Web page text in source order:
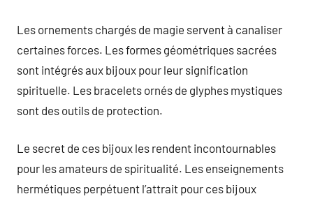
Les ornements chargés de magie servent à canaliser
certaines forces. Les formes géométriques sacrées
sont intégrés aux bijoux pour leur signification
spirituelle. Les bracelets ornés de glyphes mystiques
sont des outils de protection.
Le secret de ces bijoux les rendent incontournables
pour les amateurs de spiritualité. Les enseignements
hermétiques perpétuent l’attrait pour ces bijoux